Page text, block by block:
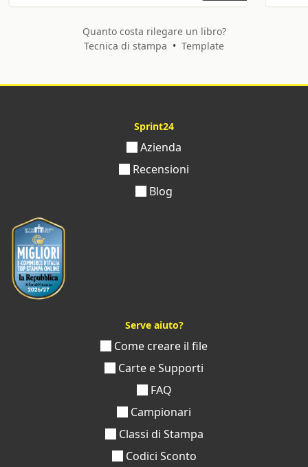
Quanto costa rilegare un libro?
Tecnica di stampa • Template
Sprint24
Azienda
Recensioni
Blog
Serve aiuto?
Come creare il file
Carte e Supporti
FAQ
Campionari
Classi di Stampa
Codici Sconto